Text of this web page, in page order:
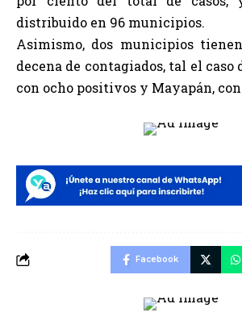
distribuido en 96 municipios.
Asimismo, dos municipios
decena de contagiados, tal el caso
con ocho positivos y Mayapán,
Facebook